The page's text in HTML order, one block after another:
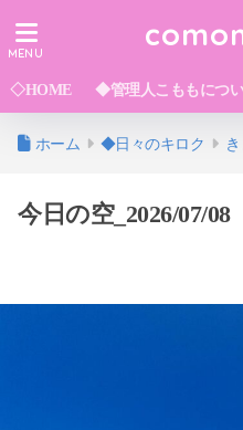
◇HOME ◆管理人こももにつ
ホーム ◆日々のキロク
今日の空_2026/07/08